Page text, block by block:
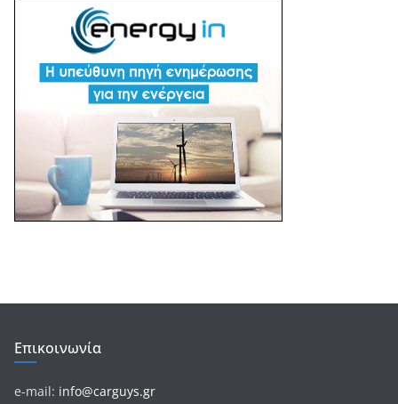
Επικοινωνία
e-mail: info@carguys.gr